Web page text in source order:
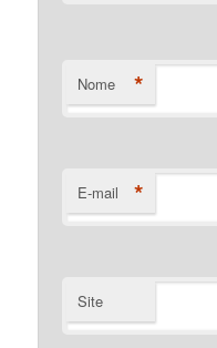
Nome *
E-mail *
Site